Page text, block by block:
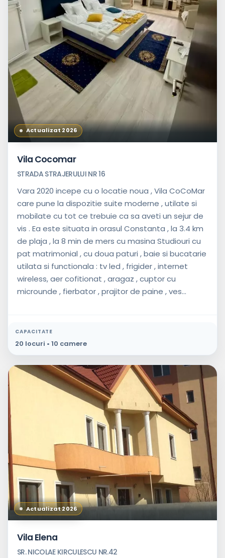
Actualizat 2026
Vila Cocomar
STRADA STRAJERULUI NR 16
Vara 2020 incepe cu o locatie noua , Vila CoCoMar
care pune la dispozitie suite moderne , utilate si
mobilate cu tot ce trebuie ca sa aveti un sejur de
vis . Ea este situata in orasul Constanta , la 3.4 km
de plaja , la 8 min de mers cu masina Studiouri cu
pat matrimonial , cu doua paturi , baie si bucatarie
utilata si functionala : tv led , frigider , internet
wireless, aer cofitionat , aragaz , cuptor cu
microunde , fierbator , prajitor de paine , ves...
CAPACITATE
20 locuri • 10 camere
Actualizat 2026
Vila Elena
SR. NICOLAE KIRCULESCU NR.42